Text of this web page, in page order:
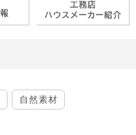
自然素材